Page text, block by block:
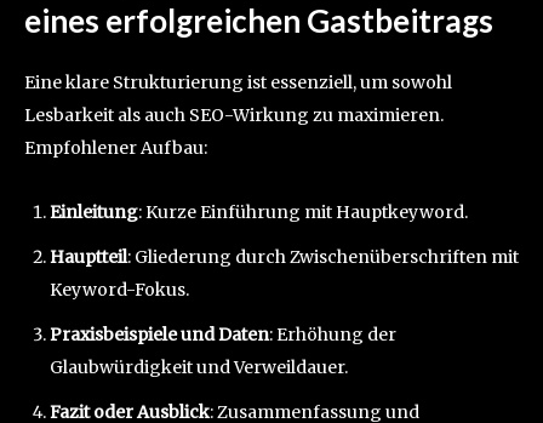
eines erfolgreichen Gastbeitrags
Eine klare Strukturierung ist essenziell, um sowohl
Lesbarkeit als auch SEO-Wirkung zu maximieren.
Empfohlener Aufbau:
Einleitung: Kurze Einführung mit Hauptkeyword.
Hauptteil: Gliederung durch Zwischenüberschriften mit
Keyword-Fokus.
Praxisbeispiele und Daten: Erhöhung der
Glaubwürdigkeit und Verweildauer.
Fazit oder Ausblick: Zusammenfassung und